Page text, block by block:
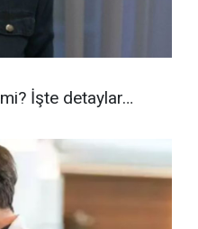
İşte detaylar…